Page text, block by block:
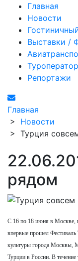
Главная
Новости
Выставки /
Репортажи
Главная
> Новости
> Турция
рядом
С 16 по 18 июня в Москве,
впервые прошел Фестиваль
культуры города Москвы,
Турции в России. В